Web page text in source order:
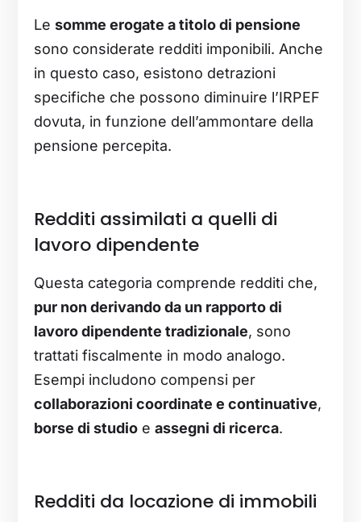
Lesomme erogate a titolo di pensione
sono considerate redditi imponibili. Anche
in questo caso, esistono detrazioni
specifiche che possono diminuire l’IRPEF
dovuta, in funzione dell’ammontare della
pensione percepita.
Redditi assimilati a quelli di
lavoro dipendente
Questa categoria comprende redditi che,
pur non derivando da un rapporto di
lavoro dipendente tradizionale, sono
trattati fiscalmente in modo analogo.
Esempi includono compensi per
collaborazioni coordinate e continuative,
borse di studio eassegni di ricerca.
Redditi da locazione di immobili